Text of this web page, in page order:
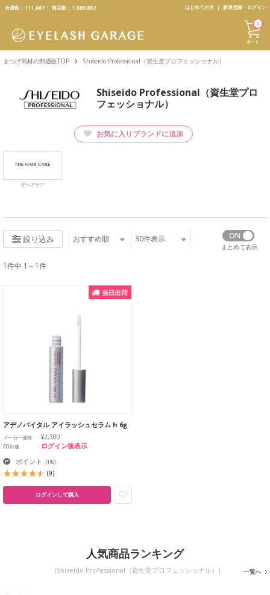
text.skipToContent
text.skipToNavigation
会員数： 111,667 商品数： 1,089,892 はじめての方 新規登録・ログイン
カート
0
まつげ商材の卸通販TOP Shiseido Professional（資生堂プロフェッショナル）
Shiseido Professional（資生堂プロ
フェッショナル）
お気に入りブランドに追加
ザヘアケア
絞り込み おすすめ順 30件表示
まとめて表示
1件中 1～1件
アデノバイタル アイラッシュセラム h 6g
メーカー価格 ¥2,300
EG卸価 ログイン後表示
ポイント :(1%)
(9)
ログインして購入
人気商品ランキング
(Shiseido Professional（資生堂プロフェッショナル）) 一覧へ